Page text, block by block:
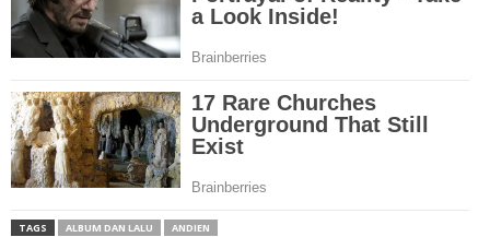
TAGS ALBUM DAN LALU ANDIEN